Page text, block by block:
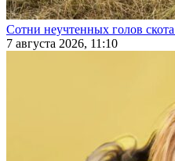
Сотни неучтенных голов
7 августа 2026, 11:10